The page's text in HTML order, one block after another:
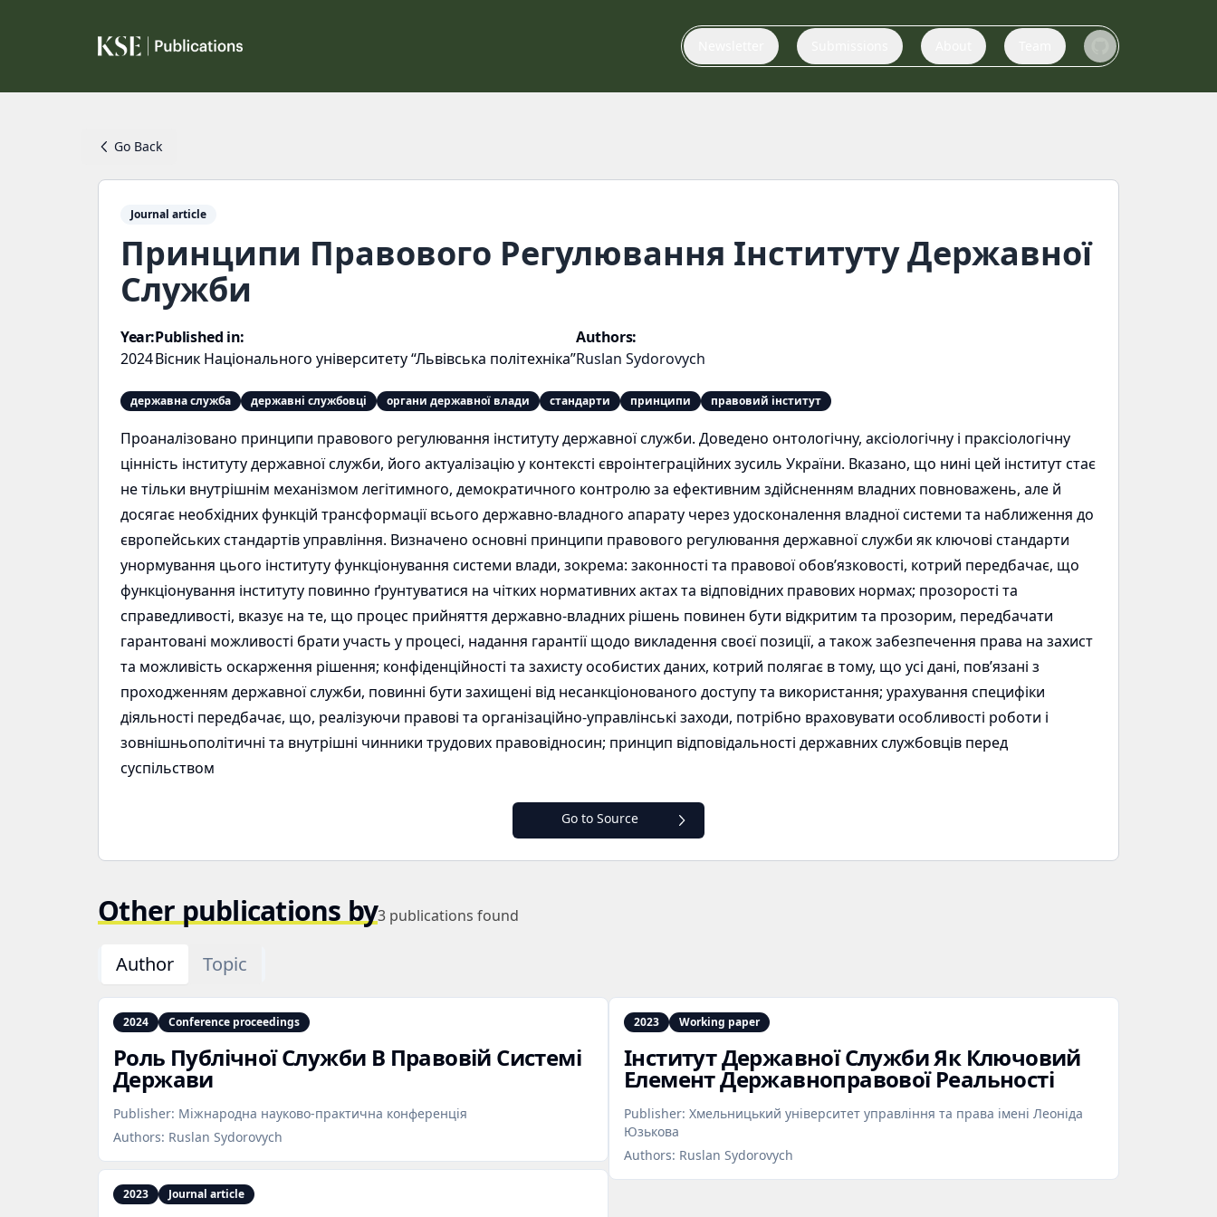
Go Back
Journal article
Принципи Правового Регулювання Інституту Державної
Служби
Year:
2024
Published in:
Вісник Національного університету “Львівська політехніка”
Authors:
Ruslan Sydorovych
державна служба державні службовці органи державної влади стандарти принципи правовий інститут
Проаналізовано принципи правового регулювання інституту державної служби. Доведено онтологічну, аксіологічну і праксіологічну
цінність інституту державної служби, його актуалізацію у контексті євроінтеграційних зусиль України. Вказано, що нині цей інститут стає
не тільки внутрішнім механізмом легітимного, демократичного контролю за ефективним здійсненням владних повноважень, але й
досягає необхідних функцій трансформації всього державно-владного апарату через удосконалення владної системи та наближення до
європейських стандартів управління. Визначено основні принципи правового регулювання державної служби як ключові стандарти
унормування цього інституту функціонування системи влади, зокрема: законності та правової обов’язковості, котрий передбачає, що
функціонування інституту повинно ґрунтуватися на чітких нормативних актах та відповідних правових нормах; прозорості та
справедливості, вказує на те, що процес прийняття державно-владних рішень повинен бути відкритим та прозорим, передбачати
гарантовані можливості брати участь у процесі, надання гарантії щодо викладення своєї позиції, а також забезпечення права на захист
та можливість оскарження рішення; конфіденційності та захисту особистих даних, котрий полягає в тому, що усі дані, пов’язані з
проходженням державної служби, повинні бути захищені від несанкціонованого доступу та використання; урахування специфіки
діяльності передбачає, що, реалізуючи правові та організаційно-управлінські заходи, потрібно враховувати особливості роботи і
зовнішньополітичні та внутрішні чинники трудових правовідносин; принцип відповідальності державних службовців перед
суспільством
Go to Source
Other publications by3 publications found
Author Topic
2024 Conference proceedings
Роль Публічної Служби В Правовій Системі
Держави
Publisher: Міжнародна науково-практична конференція
Authors: Ruslan Sydorovych
2023 Journal article
2023 Working paper
Інститут Державної Служби Як Ключовий
Елемент Державноправової Реальності
Publisher: Хмельницький університет управління та права імені Леоніда
Юзькова
Authors: Ruslan Sydorovych